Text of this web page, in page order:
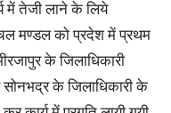
में तेजी लाने के लिये
मण्डल को प्रदेश में प्रथम
के जिलाधिकारी
सोनभद्र के जिलाधिकारी के